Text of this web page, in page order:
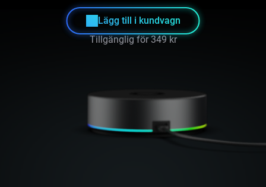
Lägg till i kundvagn
Tillgänglig för349 kr